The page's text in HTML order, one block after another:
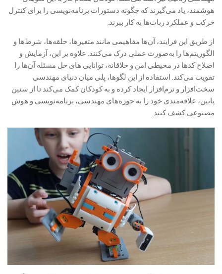
هوشمند، یاد می‌گیرند که چگونه دستورات برنامه‌نویسی را برای کنترل
حرکت و عملکرد ربات‌ها به کار ببرند.
از طریق این فرایند، آن‌ها مفاهیمی مانند متغیرها، حلقه‌ها، شرط‌ها و
الگوریتم‌ها را به‌صورت عملی درک می‌کنند. علاوه بر این، آزمایش و
اصلاح کدها در محیطی امن و خلاقانه، توانایی های حل مسئله آن‌ها را
تقویت می‌کند. استفاده از این لگوها، پلی میان دنیای مهندسی
سخت‌افزار و نرم‌افزار ایجاد کرده و به کودکان کمک می‌کند تا از سنین
پایین، علاقه‌مندی خود را به حوزه‌های مهندسی، برنامه‌نویسی و هوش
مصنوعی کشف کنند.